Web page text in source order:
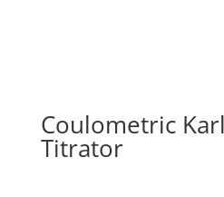
Coulometric
Titrator